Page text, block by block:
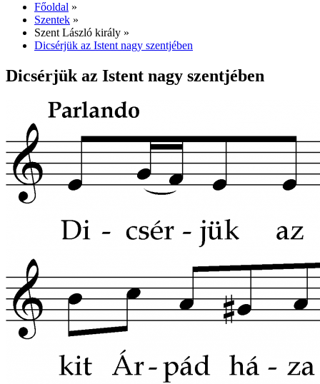
Főoldal »
Szentek »
Szent László király »
Dicsérjük az Istent nagy szentjében
Dicsérjük az Istent nagy szentjében